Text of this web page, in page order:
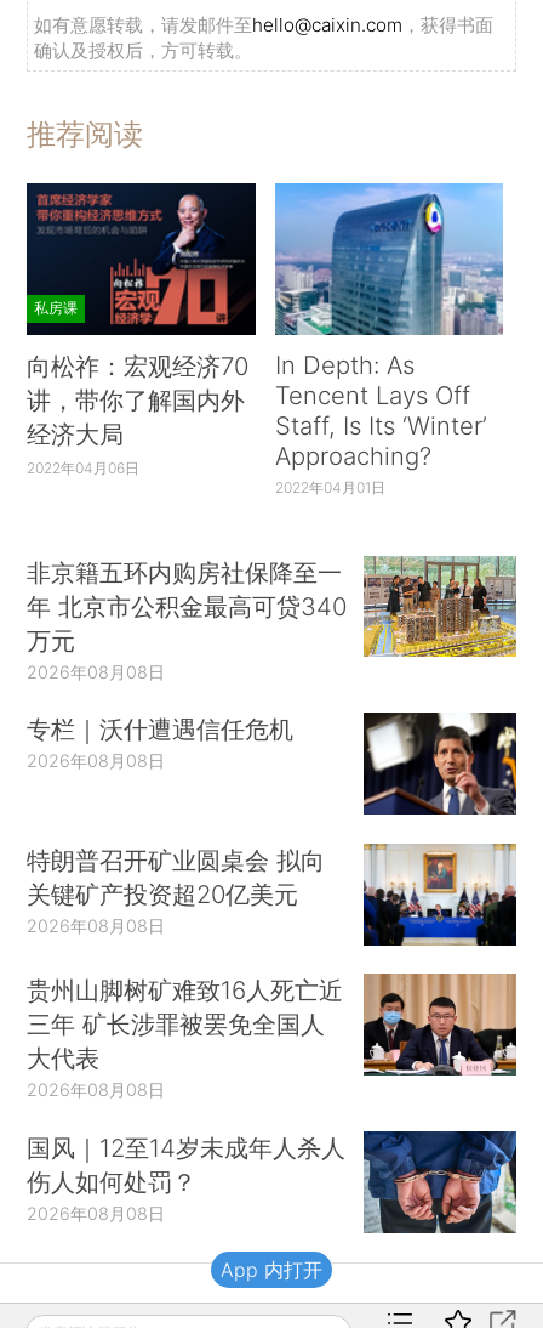
如有意愿转载，请发邮件至hello@caixin.com ，获得书面
确认及授权后，方可转载。
推荐阅读
私房课
向松祚：宏观经济70
讲，带你了解国内外
经济大局
2022年04月06日
In Depth: As
Tencent Lays Off
Staff, Is Its ‘Winter’
Approaching?
2022年04月01日
非京籍五环内购房社保降至一
年 北京市公积金最高可贷340
万元
2026年08月08日
专栏｜沃什遭遇信任危机
2026年08月08日
特朗普召开矿业圆桌会 拟向
关键矿产投资超20亿美元
2026年08月08日
贵州山脚树矿难致16人死亡近
三年 矿长涉罪被罢免全国人
大代表
2026年08月08日
国风｜12至14岁未成年人杀人
伤人如何处罚？
2026年08月08日
财新移动
App 内打开